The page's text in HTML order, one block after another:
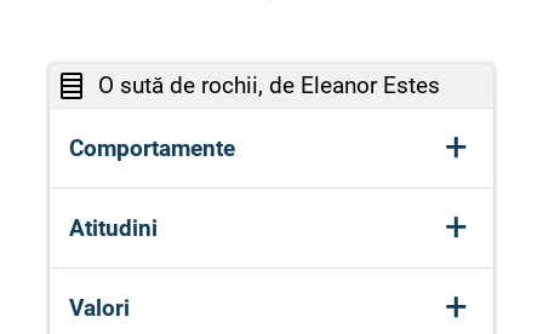
O sută de rochii, de Eleanor Estes
Comportamente +
Fetele râd de Wanda.
(comportament de excludere și
batjocură)
Wanda nu reacționează agresiv, ci
Atitudini +
Indiferență aparentă a Wandei, dar
și o formă de resemnare.
Valori +